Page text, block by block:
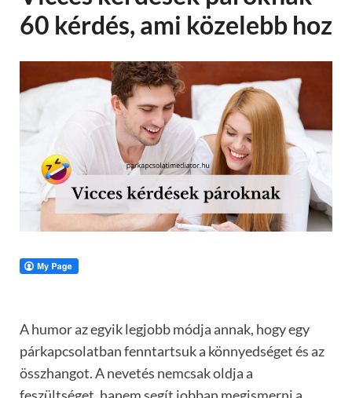
60 kérdés, ami közelebb hoz
A humor az egyik legjobb módja annak, hogy egy
párkapcsolatban fenntartsuk a könnyedséget és az
összhangot. A nevetés nemcsak oldja a
feszültséget, hanem segít jobban megismerni a